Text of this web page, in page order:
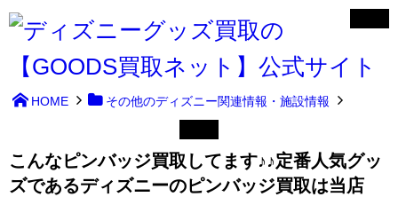
HOME その他のディズニー関連情報・施設情報
こんなピンバッジ買取してます♪♪定番人気グッ
ズであるディズニーのピンバッジ買取は当店